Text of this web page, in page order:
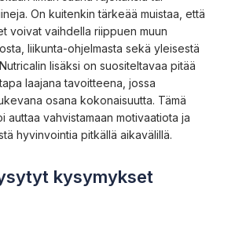
On kuitenkin tärkeää muistaa, että
voivat vaihdella riippuen muun
liikunta-ohjelmasta sekä yleisestä
lisäksi on suositeltavaa pitää
laajana tavoitteena, jossa
osana kokonaisuutta. Tämä
auttaa vahvistamaan motivaatiota ja
hyvinvointia pitkällä aikavälillä.
kysymykset